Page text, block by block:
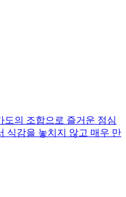
도의 조합으로 즐거운 점심
식감을 놓치지 않고 매우 만